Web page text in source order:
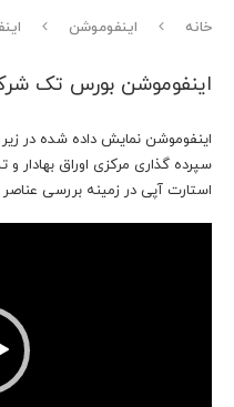
خانه اینفوموشن
اینفوموشن بورس تک
اینفوموشن نمایش داده شده در
سپرده گذاری مرکزی اوراق
استارت آپی در زمینه بررسی